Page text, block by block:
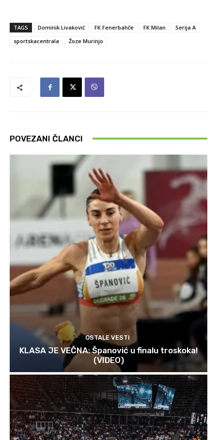
TAGS Dominik Livaković FK Fenerbahče FK Milan
Serija A
sportskacentrala
Žoze Murinjo
POVEZANI ČLANCI
OSTALE VESTI
KLASA JE VEČNA: Španović u finalu troskoka!
(VIDEO)